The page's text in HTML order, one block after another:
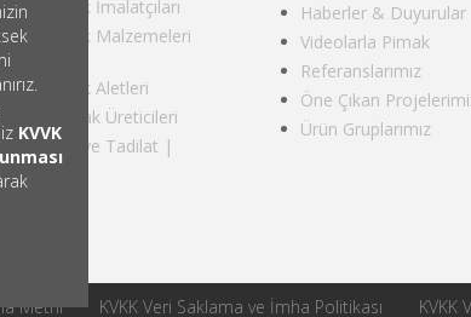
KVVK
Mutfak İmalatçıları
Mutfak Malzemeleri
Mutfak Aletleri
Mutfak Üreticileri
ve Tadilat |
Haberler & Duyurular
Videolarla Pimak
Referanslarımız
Öne Çıkan
Ürün Gruplarımız
Metni KVKK Veri Saklama ve İmha Politikası KVKK